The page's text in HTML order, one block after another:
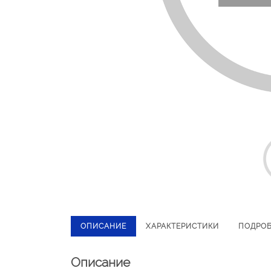
ОПИСАНИЕ ХАРАКТЕРИСТИКИ
Описание